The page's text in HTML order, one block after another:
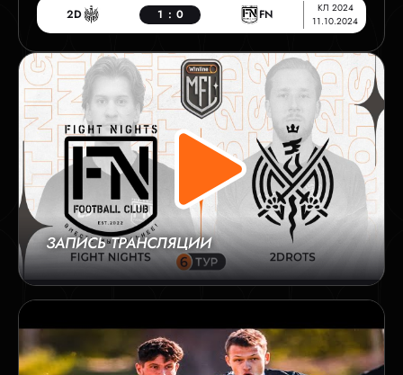
КЛ 2024
11.10.2024
2D 1 : 0 FN
ЗАПИСЬ ТРАНСЛЯЦИИ